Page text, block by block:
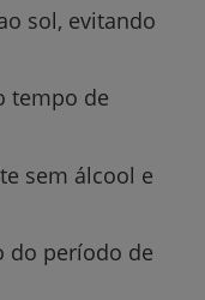
sol, evitando
tempo de
sem álcool e
do período de